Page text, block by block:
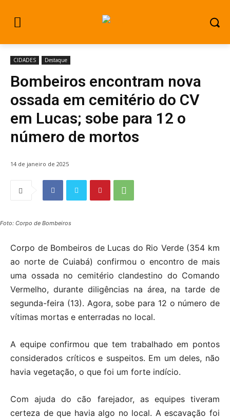
CIDADES Destaque
Bombeiros encontram nova
ossada em cemitério do CV
em Lucas; sobe para 12 o
número de mortos
14 de janeiro de 2025
Foto: Corpo de Bombeiros
Corpo de Bombeiros de Lucas do Rio Verde (354 km
ao norte de Cuiabá) confirmou o encontro de mais
uma ossada no cemitério clandestino do Comando
Vermelho, durante diligências na área, na tarde de
segunda-feira (13). Agora, sobe para 12 o número de
vítimas mortas e enterradas no local.
A equipe confirmou que tem trabalhado em pontos
considerados críticos e suspeitos. Em um deles, não
havia vegetação, o que foi um forte indício.
Com ajuda do cão farejador, as equipes tiveram
certeza de que havia algo no local. A escavação foi